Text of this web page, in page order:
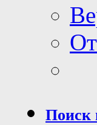
Поиск